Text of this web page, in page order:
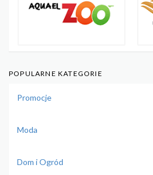
POPULARNE KATEGORIE
Promocje
Moda
Dom i Ogród